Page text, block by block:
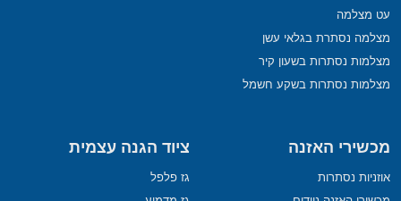
עט מצלמה
מצלמה נסתרת בגלאי עשן
מצלמות נסתרות בשעון קיר
מצלמות נסתרות בשקע חשמל
מכשירי האזנה
אוזניות נסתרות
ציוד הגנה עצמית
גז פלפל